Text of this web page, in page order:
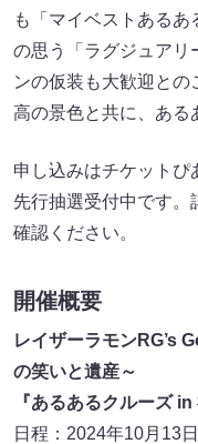
も「マイベストあるあ
の思う「ラグジュアリ
ンの仮装も大歓迎と
高の景色と共に、ある
申し込みはチケット
先行抽選受付中です
確認ください。
開催概要
レイザーラモンRG’s
の笑いと遺産～
『あるあるクルーズ
日程：2024年10月13日